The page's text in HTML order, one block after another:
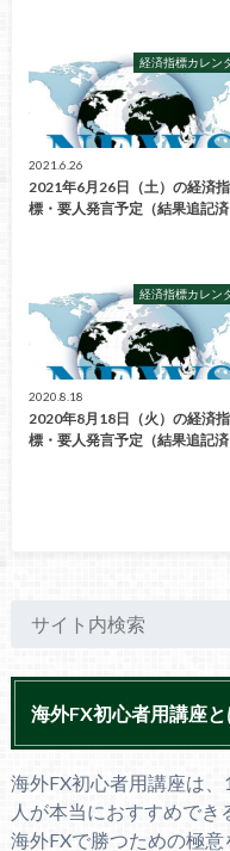
経済指標カレン
2021.6.26
2021年6月26日（土）の経済指
標・要人発言予定（結果追記済
経済指標カレン
2020.8.18
2020年8月18日（火）の経済指
標・要人発言予定（結果追記済
海外FX初心者用講座と
海外FX初心者用講座は
人が本当におすすめでき
海外FXで勝つための極